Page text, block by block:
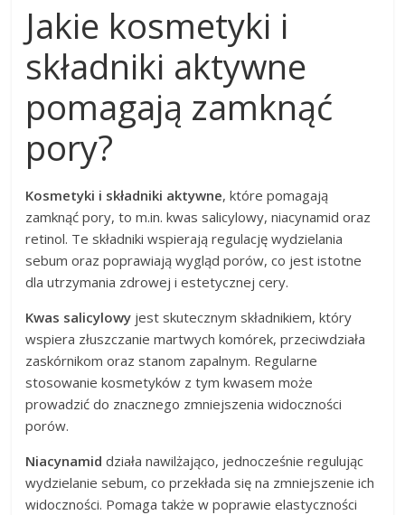
Jakie kosmetyki i
składniki aktywne
pomagają zamknąć
pory?
Kosmetyki i składniki aktywne, które pomagają
zamknąć pory, to m.in. kwas salicylowy, niacynamid oraz
retinol. Te składniki wspierają regulację wydzielania
sebum oraz poprawiają wygląd porów, co jest istotne
dla utrzymania zdrowej i estetycznej cery.
Kwas salicylowy jest skutecznym składnikiem, który
wspiera złuszczanie martwych komórek, przeciwdziała
zaskórnikom oraz stanom zapalnym. Regularne
stosowanie kosmetyków z tym kwasem może
prowadzić do znacznego zmniejszenia widoczności
porów.
Niacynamid działa nawilżająco, jednocześnie regulując
wydzielanie sebum, co przekłada się na zmniejszenie ich
widoczności. Pomaga także w poprawie elastyczności